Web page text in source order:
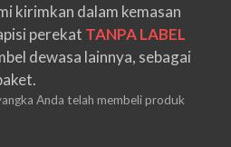
kirimkan dalam kemasan
perekat TANPA LABEL
dewasa lainnya, sebagai
Anda telah membeli produk